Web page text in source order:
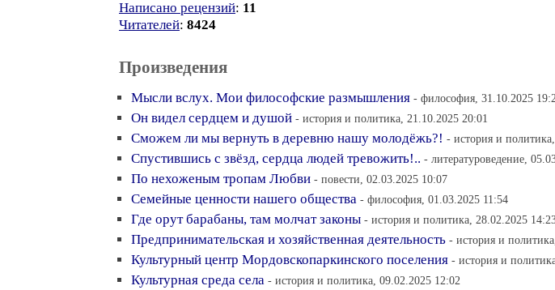
Написано рецензий: 11
Читателей: 8424
Произведения
Мысли вслух. Мои философские размышления - философия, 31.10.2025
Он видел сердцем и душой - история и политика, 21.10.2025 20:01
Сможем ли мы вернуть в деревню нашу молодёжь?! - история и
Спустившись с звёзд, сердца людей тревожить!.. - литературоведение,
По нехоженым тропам Любви - повести, 02.03.2025 10:07
Семейные ценности нашего общества - философия, 01.03.2025 11:54
Где орут барабаны, там молчат законы - история и политика, 28.02.2025
Предпринимательская и хозяйственная деятельность - история и
Культурный центр Мордовскопаркинского поселения - история и
Культурная среда села - история и политика, 09.02.2025 12:02